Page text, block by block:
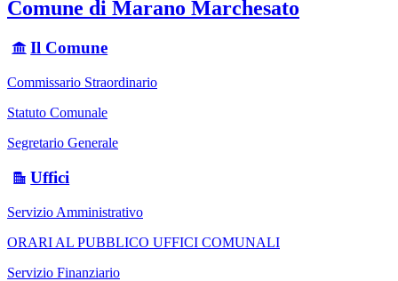
Comune di Marano Marchesato
Il Comune
Commissario Straordinario
Statuto Comunale
Segretario Generale
Uffici
Servizio Amministrativo
ORARI AL PUBBLICO UFFICI COMUNALI
Servizio Finanziario